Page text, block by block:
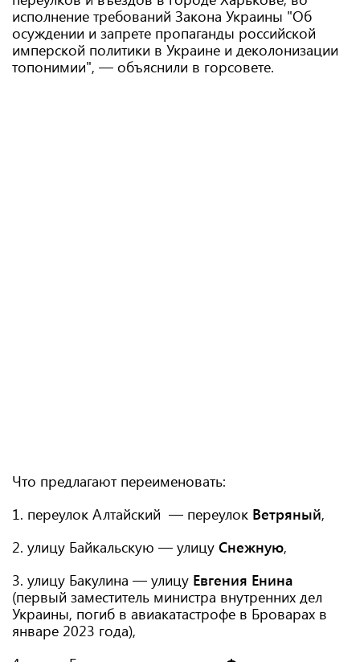
исполнение требований Закона Украины "Об
осуждении и запрете пропаганды российской
имперской политики в Украине и деколонизации
топонимии", — объяснили в горсовете.
Что предлагают переименовать:
1. переулок Алтайский — переулок Ветряный,
2. улицу Байкальскую — улицу Снежную,
3. улицу Бакулина — улицу Евгения Енина
(первый заместитель министра внутренних дел
Украины, погиб в авиакатастрофе в Броварах в
январе 2023 года),